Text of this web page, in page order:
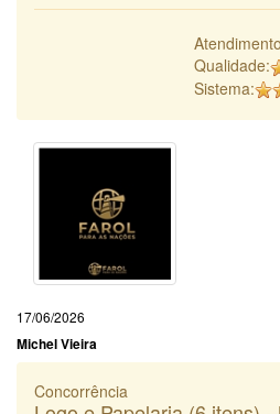
Qualidade:
Sistema:
17/06/2026
Michel Vieira
Concorrência